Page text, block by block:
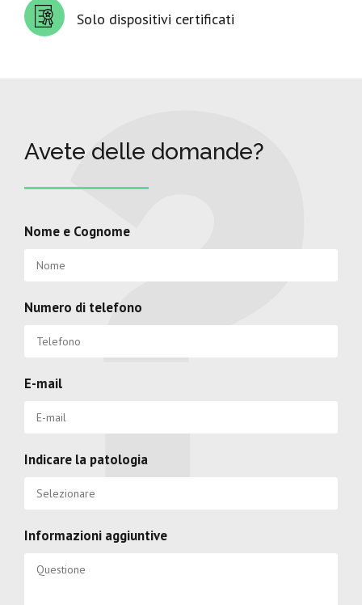
Solo dispositivi certificati
Avete delle domande?
Nome e Cognome
Numero di telefono
E-mail
Indicare la patologia
Informazioni aggiuntive